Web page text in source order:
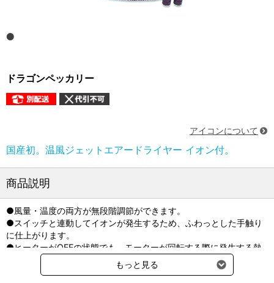
ドラゴンペッカリー
アイコンについて
国産初。温風ジェットエアードライヤー イオン付。
商品説明
●風量・温度の両方が無段階調節ができます。
●スイッチと連動してイオンが発生するため、ふわっとした手触り
に仕上がります。
●ヒーターがOFFの状態でも、モーターが回転する際に発生する熱
で室温プラス10℃前後の風になります。
●用途に応じて取り替えられるノズルが3種とスタンダードホース付
もっと見る